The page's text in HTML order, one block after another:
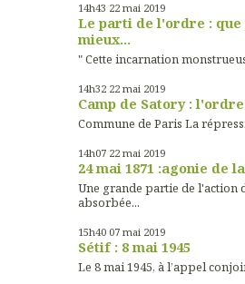
14h43 22 mai 2019
Le parti de l'ordre :
mieux...
" Cette incarnation
14h32 22 mai 2019
Camp de Satory :
Commune de Paris La
14h07 22 mai 2019
24 mai 1871 :agonie de
Une grande partie de l'action
absorbée...
15h40 07 mai 2019
Sétif : 8 mai 1945
Le 8 mai 1945, à l’appel